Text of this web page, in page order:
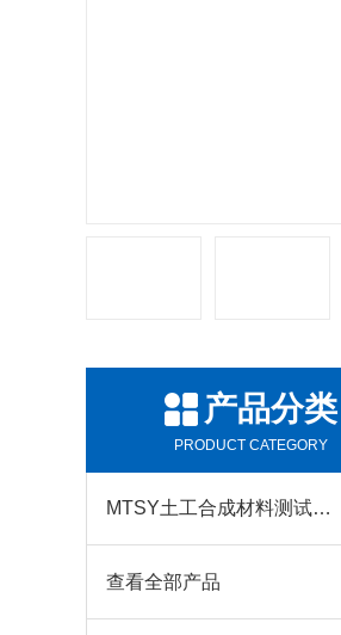
产品分类
PRODUCT CATEGORY
MTSY土工合成材料测试仪器系列
查看全部产品